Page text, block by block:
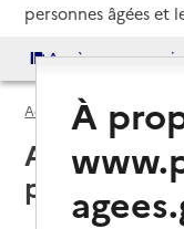
personnes âgées et
Accès aux
Accueil Espace
Annuaire
palliatifs
À